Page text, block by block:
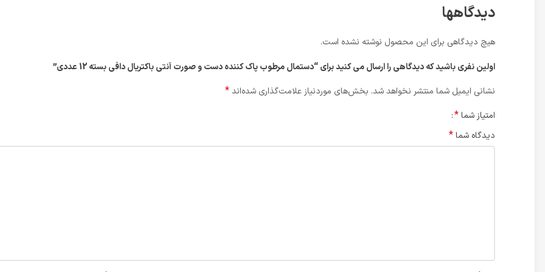
دیدگاهها
هیچ دیدگاهی برای این محصول نوشته نشده است.
اولین نفری باشید که دیدگاهی را ارسال می کنید برای “دستمال مرطوب پاک کننده دست و صورت آنتی باکتریال دافی بسته 12 عددی”
نشانی ایمیل شما منتشر نخواهد شد. بخش‌های موردنیاز علامت‌گذاری شده‌اند*
امتیاز شما*
دیدگاه شما*